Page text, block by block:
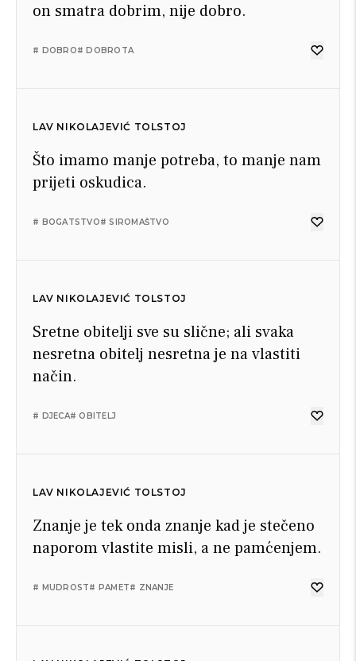
on smatra dobrim, nije dobro.
# DOBRO# DOBROTA
LAV NIKOLAJEVIĆ TOLSTOJ
Što imamo manje potreba, to manje nam
prijeti oskudica.
# BOGATSTVO# SIROMAŠTVO
LAV NIKOLAJEVIĆ TOLSTOJ
Sretne obitelji sve su slične; ali svaka
nesretna obitelj nesretna je na vlastiti
način.
# DJECA# OBITELJ
LAV NIKOLAJEVIĆ TOLSTOJ
Znanje je tek onda znanje kad je stečeno
naporom vlastite misli, a ne pamćenjem.
# MUDROST# PAMET# ZNANJE